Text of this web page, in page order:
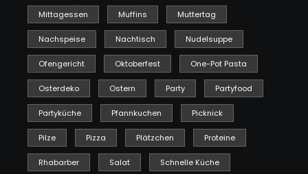
Mittagessen Muffins Muttertag
Nachspeise Nachtisch Nudelsuppe
Ofengericht Oktoberfest One-Pot Pasta
Osterdeko Ostern Party Partyfood
Partyküche Pfannkuchen Picknick
Pilze Pizza Plätzchen Proteine
Rhabarber Salat Schnelle Küche